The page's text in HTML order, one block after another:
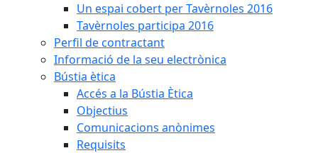
Un espai cobert per Tavèrnoles 2016
Tavèrnoles participa 2016
Perfil de contractant
Informació de la seu electrònica
Bústia ètica
Accés a la Bústia Ètica
Objectius
Comunicacions anònimes
Requisits